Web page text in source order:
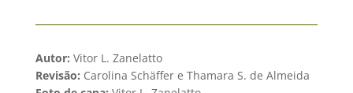
Autor: Vitor L. Zanelatto
Revisão: Carolina Schäffer e Thamara S. de Almeida